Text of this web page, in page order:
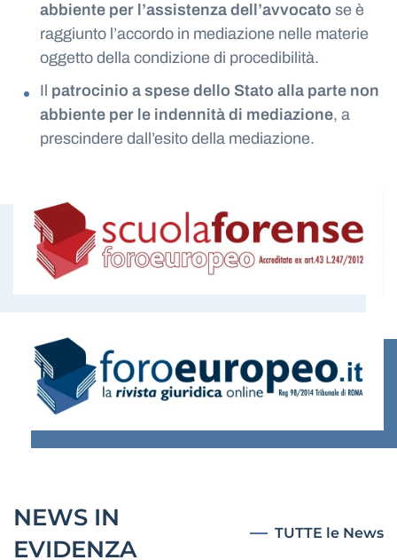
abbiente per l’assistenza dell’avvocato se è
raggiunto l’accordo in mediazione nelle materie
oggetto della condizione di procedibilità.
Il patrocinio a spese dello Stato alla parte non
abbiente per le indennità di mediazione, a
prescindere dall’esito della mediazione.
NEWS IN
EVIDENZA
TUTTE le News